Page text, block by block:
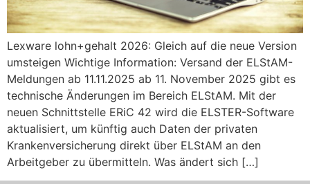
Lexware lohn+gehalt 2026: Gleich auf die neue Version
umsteigen Wichtige Information: Versand der ELStAM-
Meldungen ab 11.11.2025 ab 11. November 2025 gibt es
technische Änderungen im Bereich ELStAM. Mit der
neuen Schnittstelle ERiC 42 wird die ELSTER-Software
aktualisiert, um künftig auch Daten der privaten
Krankenversicherung direkt über ELStAM an den
Arbeitgeber zu übermitteln. Was ändert sich […]